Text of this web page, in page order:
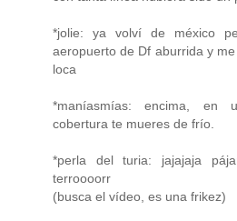
*jolie: ya volví de méxico
aeropuerto de Df aburrida y
loca
*maníasmías: encima, en
cobertura te mueres de frío.
*perla del turia: jajajaja
terroooorr
(busca el vídeo, es una frikez)